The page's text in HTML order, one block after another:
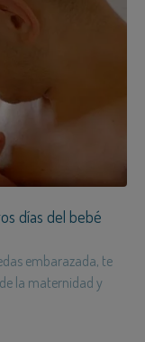
días del bebé
embarazada, te
la maternidad y